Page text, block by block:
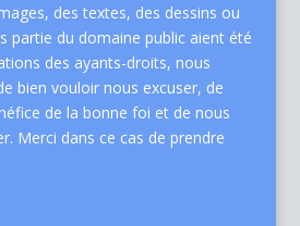
des textes, des dessins ou
partie du domaine public aient été
des ayants-droits, nous
bien vouloir nous excuser, de
de la bonne foi et de nous
Merci dans ce cas de prendre